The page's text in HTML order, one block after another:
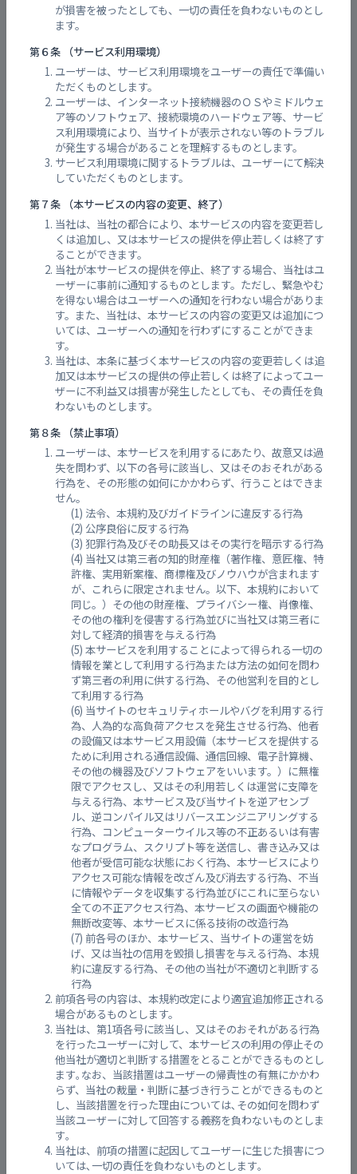
が損害を被ったとしても、一切の責任を負わないものとし
ます。
第６条 （サービス利用環境）
ユーザーは、サービス利用環境をユーザーの責任で準備い
ただくものとします。
ユーザーは、インターネット接続機器のＯＳやミドルウェ
ア等のソフトウェア、接続環境のハードウェア等、サービ
ス利用環境により、当サイトが表示されない等のトラブル
が発生する場合があることを理解するものとします。
サービス利用環境に関するトラブルは、ユーザーにて解決
していただくものとします。
第７条 （本サービスの内容の変更、終了）
当社は、当社の都合により、本サービスの内容を変更若し
くは追加し、又は本サービスの提供を停止若しくは終了す
ることができます。
当社が本サービスの提供を停止、終了する場合、当社はユ
ーザーに事前に通知するものとします。ただし、緊急やむ
を得ない場合はユーザーへの通知を行わない場合がありま
す。また、当社は、本サービスの内容の変更又は追加につ
いては、ユーザーへの通知を行わずにすることができま
す。
当社は、本条に基づく本サービスの内容の変更若しくは追
加又は本サービスの提供の停止若しくは終了によってユー
ザーに不利益又は損害が発生したとしても、その責任を負
わないものとします。
第８条 （禁止事項）
ユーザーは、本サービスを利用するにあたり、故意又は過
失を問わず、以下の各号に該当し、又はそのおそれがある
行為を、その形態の如何にかかわらず、行うことはできま
せん。
法令、本規約及びガイドラインに違反する行為
公序良俗に反する行為
犯罪行為及びその助長又はその実行を暗示する行為
当社又は第三者の知的財産権（著作権、意匠権、特
許権、実用新案権、商標権及びノウハウが含まれます
が、これらに限定されません。以下、本規約において
同じ。）その他の財産権、プライバシー権、肖像権、
その他の権利を侵害する行為並びに当社又は第三者に
対して経済的損害を与える行為
本サービスを利用することによって得られる一切の
情報を業として利用する行為または方法の如何を問わ
ず第三者の利用に供する行為、その他営利を目的とし
て利用する行為
当サイトのセキュリティホールやバグを利用する行
為、人為的な高負荷アクセスを発生させる行為、他者
の設備又は本サービス用設備（本サービスを提供する
ために利用される通信設備、通信回線、電子計算機、
その他の機器及びソフトウェアをいいます。）に無権
限でアクセスし、又はその利用若しくは運営に支障を
与える行為、本サービス及び当サイトを逆アセンブ
ル、逆コンパイル又はリバースエンジニアリングする
行為、コンピューターウイルス等の不正あるいは有害
なプログラム、スクリプト等を送信し、書き込み又は
他者が受信可能な状態におく行為、本サービスにより
アクセス可能な情報を改ざん及び消去する行為、不当
に情報やデータを収集する行為並びにこれに至らない
全ての不正アクセス行為、本サービスの画面や機能の
無断改変等、本サービスに係る技術の改造行為
前各号のほか、本サービス、当サイトの運営を妨
げ、又は当社の信用を毀損し損害を与える行為、本規
約に違反する行為、その他の当社が不適切と判断する
行為
前項各号の内容は、本規約改定により適宜追加修正される
場合があるものとします。
当社は、第1項各号に該当し、又はそのおそれがある行為
を行ったユーザーに対して、本サービスの利用の停止その
他当社が適切と判断する措置をとることができるものとし
ます｡なお、当該措置はユーザーの帰責性の有無にかかわ
らず、当社の裁量・判断に基づき行うことができるものと
し、当該措置を行った理由については､その如何を問わず
当該ユーザーに対して回答する義務を負わないものとしま
す｡
当社は、前項の措置に起因してユーザーに生じた損害につ
いては､一切の責任を負わないものとします｡
二河川/呉市山手2丁目 （山手橋）
大屋大川上流
大屋大川中流
背戸川
神長南川